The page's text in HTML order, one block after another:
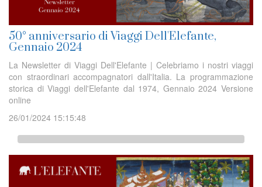
50° anniversario di Viaggi Dell'Elefante,
Gennaio 2024
La Newsletter di Viaggi Dell'Elefante | Celebriamo i nostri viaggi
con straordinari accompagnatori dall'Italia. La programmazione
storica di Viaggi dell'Elefante dal 1974, Gennaio 2024 Versione
online
26/01/2024 15:15:48